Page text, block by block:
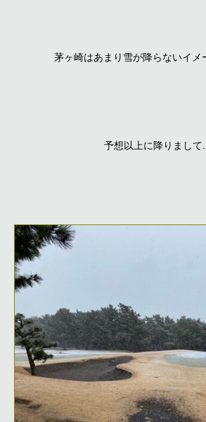
茅ヶ崎はあまり雪が降らないイメ
予想以上に降りまして